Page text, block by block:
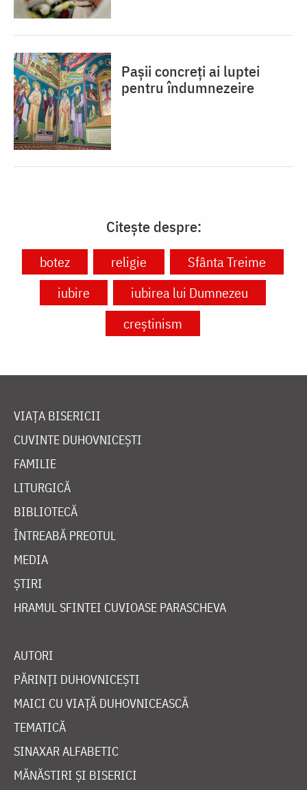
Pașii concreți ai luptei
pentru îndumnezeire
Citește despre:
botez religie
Sfânta Treime
iubire
iubirea lui Dumnezeu
creștinism
VIAȚA BISERICII
CUVINTE DUHOVNICEȘTI
FAMILIE
LITURGICĂ
BIBLIOTECĂ
ÎNTREABĂ PREOTUL
MEDIA
ȘTIRI
HRAMUL SFINTEI CUVIOASE PARASCHEVA
AUTORI
PĂRINȚI DUHOVNICEȘTI
MAICI CU VIAȚĂ DUHOVNICEASCĂ
TEMATICĂ
SINAXAR ALFABETIC
MĂNĂSTIRI ȘI BISERICI